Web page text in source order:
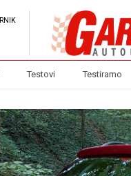
Testovi Testiramo